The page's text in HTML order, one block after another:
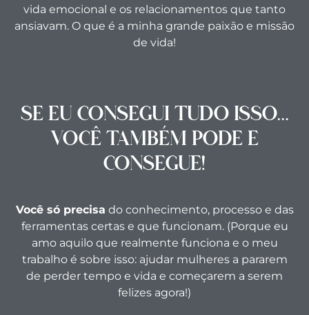
vida emocional e os relacionamentos que tanto
ansiavam. O que é a minha grande paixão e missão
de vida!
SE EU CONSEGUI TUDO ISSO…
VOCÊ TAMBÉM PODE E
CONSEGUE!
Você só precisa do conhecimento, processo e das
ferramentas certas e que funcionam. (Porque eu
amo aquilo que realmente funciona e o meu
trabalho é sobre isso: ajudar mulheres a pararem
de perder tempo e vida e começarem a serem
felizes agora!)